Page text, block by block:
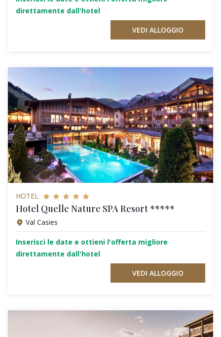
direttamente dall'hotel
VEDI ALLOGGIO
HOTEL
Hotel Quelle Nature SPA Resort *****
Val Casies
Inserisci le date e ottieni l'offerta migliore
direttamente dall'hotel
VEDI ALLOGGIO